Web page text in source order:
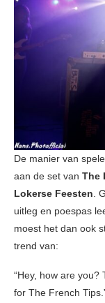
De manier van
aan de set van The
Lokerse Feesten .
uitleg en poespas
moest het dan ook
trend van:
“Hey, how are you?
for The French